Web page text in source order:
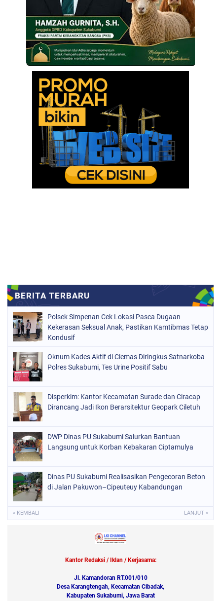
Polsek Simpenan Cek Lokasi Pasca Dugaan
Kekerasan Seksual Anak, Pastikan Kamtibmas Tetap
Kondusif
Oknum Kades Aktif di Ciemas Diringkus Satnarkoba
Polres Sukabumi, Tes Urine Positif Sabu
Disperkim: Kantor Kecamatan Surade dan Ciracap
Dirancang Jadi Ikon Berarsitektur Geopark Ciletuh
DWP Dinas PU Sukabumi Salurkan Bantuan
Langsung untuk Korban Kebakaran Ciptamulya
Dinas PU Sukabumi Realisasikan Pengecoran Beton
di Jalan Pakuwon–Cipeuteuy Kabandungan
« KEMBALI LANJUT »
Kantor Redaksi / Iklan / Kerjasama:
Jl. Kamandoran RT.001/010
Desa Karangtengah, Kecamatan Cibadak,
Kabupaten Sukabumi, Jawa Barat